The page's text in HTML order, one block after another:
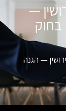
—
בחוק
— הגנה